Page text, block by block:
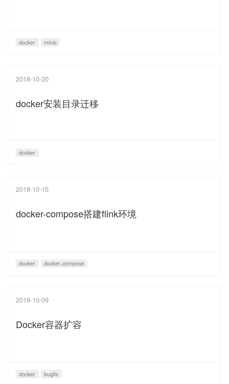
docker minio
2018-10-20
docker安装目录迁移
docker
2018-10-15
docker-compose搭建flink环境
docker docker-compose
2018-10-09
Docker容器扩容
docker bugfix